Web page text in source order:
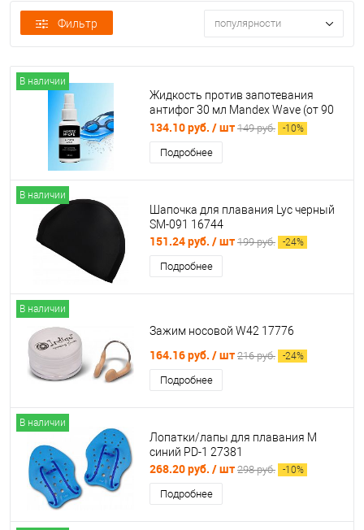
Фильтр популярности
В наличии
Жидкость против запотевания
антифог 30 мл Mandex Wave (от 90
шт) 996862
134.10 руб. / шт 149 руб. -10%
Подробнее
В наличии
Шапочка для плавания Lyc черный
SM-091 16744
151.24 руб. / шт 199 руб. -24%
Подробнее
В наличии
Зажим носовой W42 17776
164.16 руб. / шт 216 руб. -24%
Подробнее
В наличии
Лопатки/лапы для плавания M
cиний PD-1 27381
268.20 руб. / шт 298 руб. -10%
Подробнее